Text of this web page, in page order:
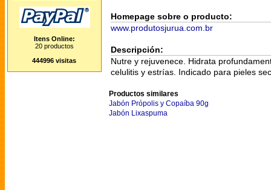
Itens Online:
20 productos
444996 visitas
Homepage sobre o producto:
www.produtosjurua.com.br
Descripción:
Nutre y rejuvenece. Hidrata
celulitis y estrías. Indicado para pieles
Productos similares
Jabón Própolis y Copaíba 90g
Jabón Lixaspuma